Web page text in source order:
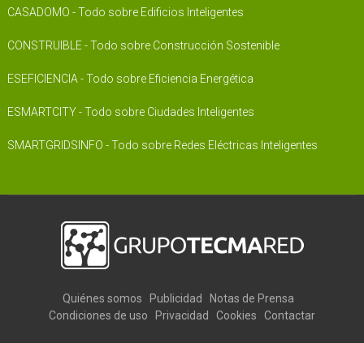
CASADOMO - Todo sobre Edificios Inteligentes
CONSTRUIBLE - Todo sobre Construcción Sostenible
ESEFICIENCIA - Todo sobre Eficiencia Energética
ESMARTCITY - Todo sobre Ciudades Inteligentes
SMARTGRIDSINFO - Todo sobre Redes Eléctricas Inteligentes
Quiénes somos Publicidad
Notas de Prensa
Condiciones de uso
Privacidad Cookies Contactar